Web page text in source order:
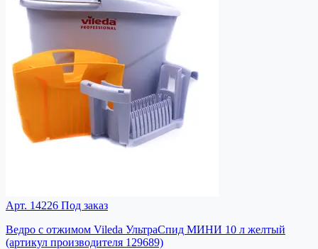
Арт. 14226 Под заказ
Ведро с отжимом Vileda УльтраСпид МИНИ 10 л желтый
(артикул производителя 129689)